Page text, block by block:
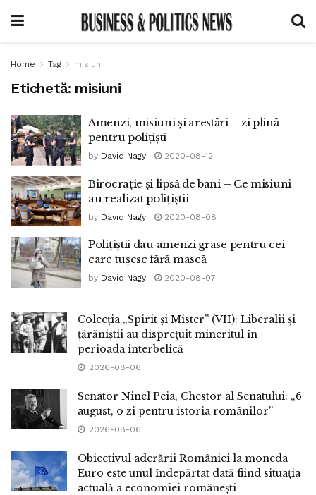
Home Tag misiuni
Etichetă: misiuni
Amenzi, misiuni și arestări – zi plină
pentru polițiști
by David Nagy 2020-08-12
Birocrație și lipsă de bani – Ce misiuni
au realizat polițiștii
by David Nagy 2020-08-08
Polițiștii dau amenzi grase pentru cei
care tușesc fără mască
by David Nagy 2020-08-07
Colecția „Spirit și Mister” (VII): Liberalii și
țărăniștii au disprețuit mineritul în
perioada interbelică
2026-08-06
Senator Ninel Peia, Chestor al Senatului: „6
august, o zi pentru istoria românilor”
2026-08-06
Obiectivul aderării României la moneda
Euro este unul îndepărtat dată fiind situația
actuală a economiei românești